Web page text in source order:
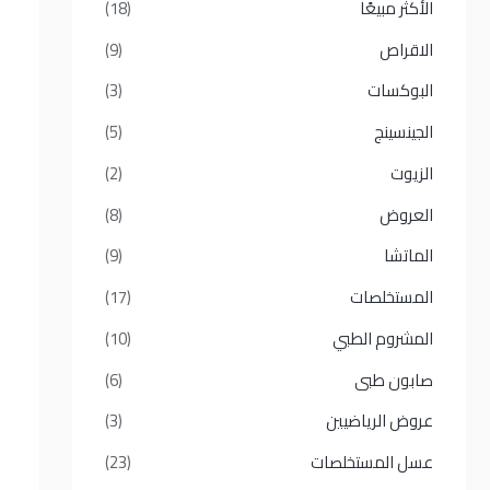
الأكثر مبيعًا​
(18)
الاقراص
(9)
البوكسات
(3)
الجينسينج
(5)
الزيوت
(2)
العروض
(8)
الماتشا
(9)
المستخلصات
(17)
المشروم الطبي
(10)
صابون طبى
(6)
عروض الرياضيين
(3)
عسل المستخلصات
(23)